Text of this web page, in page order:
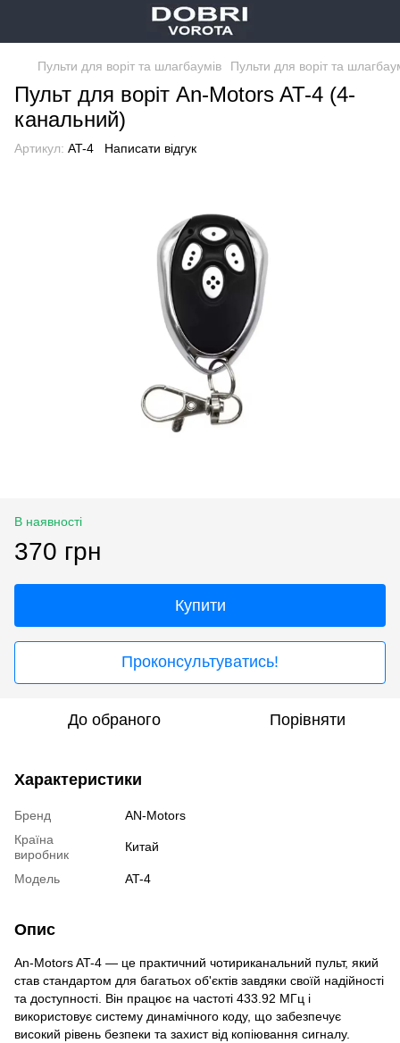
Пульти для воріт та шлагбаумів Пульти для воріт та
Пульт для воріт An-Motors AT-4 (4-
канальний)
Артикул: AT-4 Написати відгук
В наявності
370 грн
Купити
Проконсультуватись!
До обраного Порівняти
Характеристики
Бренд
AN-Motors
Країна
виробник
Китай
Модель AT-4
Опис
An-Motors AT-4 — це практичний чотириканальний пульт, який
став стандартом для багатьох об'єктів завдяки своїй надійності
та доступності. Він працює на частоті 433.92 МГц і
використовує систему динамічного коду, що забезпечує
високий рівень безпеки та захист від копіювання сигналу.